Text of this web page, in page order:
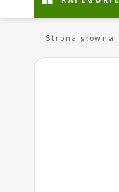
Strona główna